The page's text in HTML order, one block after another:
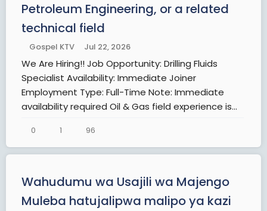
Petroleum Engineering, or a related
technical field
Gospel KTV Jul 22, 2026
We Are Hiring!! Job Opportunity: Drilling Fluids
Specialist Availability: Immediate Joiner
Employment Type: Full-Time Note: Immediate
availability required Oil & Gas field experience is...
0 1 96
Wahudumu wa Usajili wa Majengo
Muleba hatujalipwa malipo ya kazi